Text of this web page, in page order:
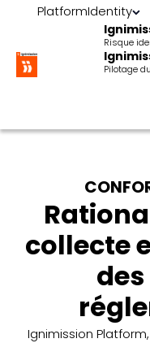
PlatformIdentity
Risque
Pilotage
collecte
Ignimission